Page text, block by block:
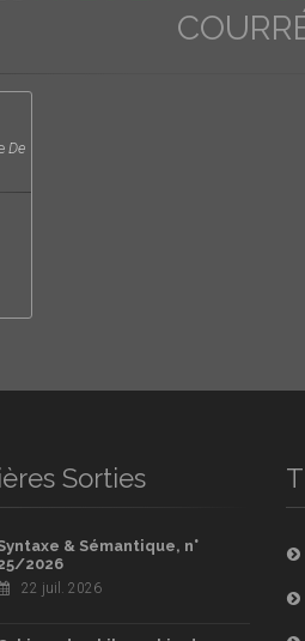
De
Sorties
& Sémantique, n°
2026
22 juil. 2026